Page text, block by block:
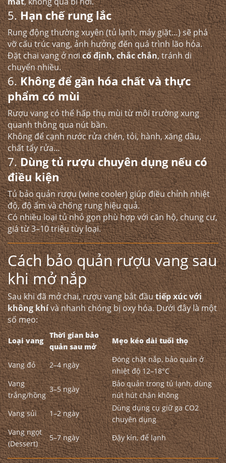
5.Hạn chế rung lắc
Rung động thường xuyên (tủ lạnh, máy giặt…) sẽ phá
vỡ cấu trúc vang, ảnh hưởng đến quá trình lão hóa.
Đặt chai vang ở nơicố định, chắc chắn, tránh di
chuyển nhiều.
6.Không để gần hóa chất và thực
phẩm có mùi
Rượu vang có thể hấp thụ mùi từ môi trường xung
quanh thông qua nút bần.
Không để cạnh nước rửa chén, tỏi, hành, xăng dầu,
chất tẩy rửa…
7.Dùng tủ rượu chuyên dụng nếu có
điều kiện
Tủ bảo quản rượu (wine cooler) giúp điều chỉnh nhiệt
độ, độ ẩm và chống rung hiệu quả.
Có nhiều loại tủ nhỏ gọn phù hợp với căn hộ, chung cư,
giá từ 3–10 triệu tùy loại.
Cách bảo quản rượu vang sau
khi mở nắp
Sau khi đã mở chai, rượu vang bắt đầutiếp xúc với
không khívà nhanh chóng bị oxy hóa. Dưới đây là một
số mẹo:
Loại vang
Thời gian bảo
quản sau mở
Mẹo kéo dài tuổi thọ
Vang đỏ 2–4 ngày
Đóng chặt nắp, bảo quản ở
nhiệt độ 12–18°C
Vang
trắng/hồng
3–5 ngày
Bảo quản trong tủ lạnh, dùng
nút hút chân không
Vang sủi
1–2 ngày
Dùng dụng cụ giữ ga CO2
chuyên dụng
Vang ngọt
(Dessert)
5–7 ngày Đậy kín, để lạnh